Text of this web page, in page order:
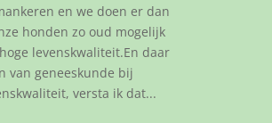
en we doen er dan
honden zo oud mogelijk
levenskwaliteit.En daar
van geneeskunde bij
versta ik dat...